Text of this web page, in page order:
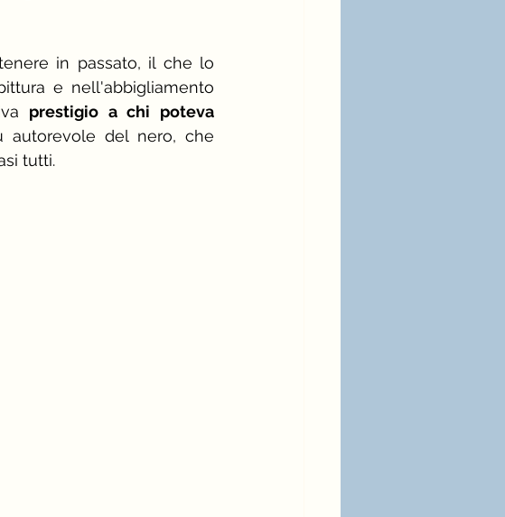
in passato, il che lo
e nell'abbigliamento
prestigio a chi poteva
autorevole del nero, che
tutti.